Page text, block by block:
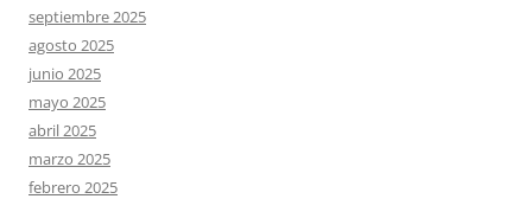
septiembre 2025
agosto 2025
junio 2025
mayo 2025
abril 2025
marzo 2025
febrero 2025